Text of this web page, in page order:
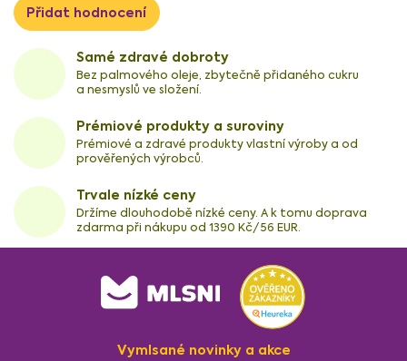
Samé zdravé dobroty
Bez palmového oleje, zbytečně přidaného cukru
a nesmyslů ve složení.
Prémiové produkty a suroviny
Prémiové a zdravé produkty vlastní výroby a od
prověřených výrobců.
Trvale nízké ceny
Držíme dlouhodobě nízké ceny. A k tomu doprava
zdarma při nákupu od 1390 Kč/56 EUR.
Přidat hodnocení
Vymlsané novinky a akce